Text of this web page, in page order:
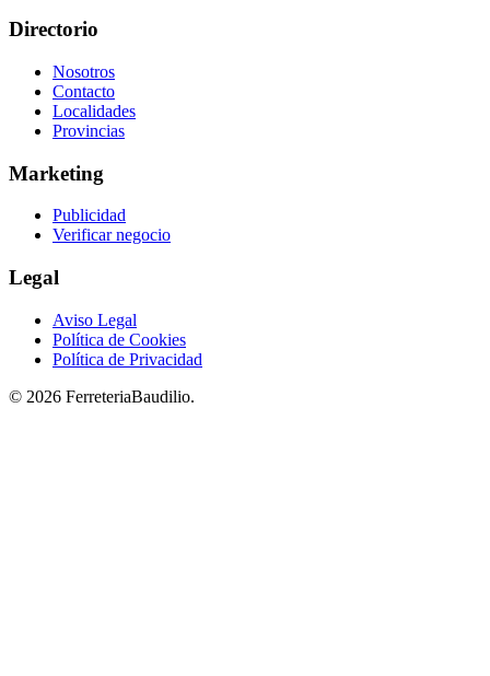
Directorio
Nosotros
Contacto
Localidades
Provincias
Marketing
Publicidad
Verificar negocio
Legal
Aviso Legal
Política de Cookies
Política de Privacidad
© 2026 FerreteriaBaudilio.